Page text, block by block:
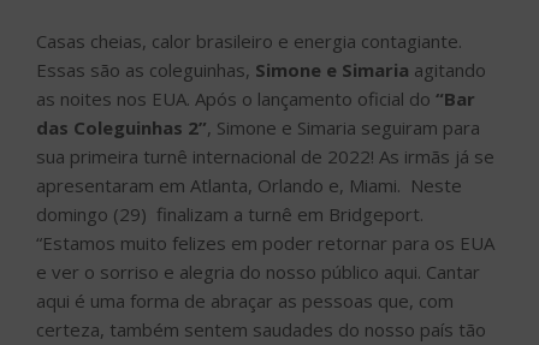
Casas cheias, calor brasileiro e energia contagiante.
Essas são as coleguinhas, Simone e Simaria agitando
as noites nos EUA. Após o lançamento oficial do “Bar
das Coleguinhas 2”, Simone e Simaria seguiram para
sua primeira turnê internacional de 2022! As irmãs já se
apresentaram em Atlanta, Orlando e, Miami. Neste
domingo (29) finalizam a turnê em Bridgeport.
“Estamos muito felizes em poder retornar para os EUA
e ver o sorriso e alegria do nosso público aqui. Cantar
aqui é uma forma de abraçar as pessoas que, com
certeza, também sentem saudades do nosso país tão